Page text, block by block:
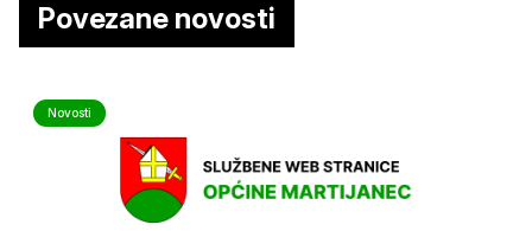
Povezane novosti
Novosti